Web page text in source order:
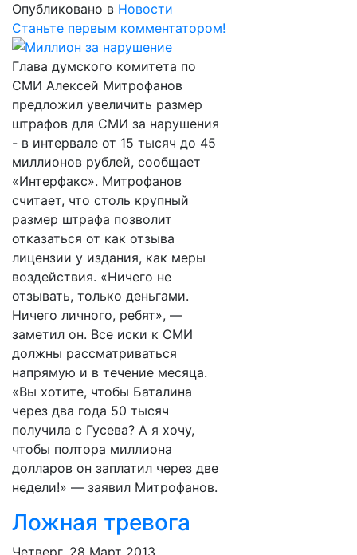
Опубликовано в Новости
Станьте первым комментатором!
Глава думского комитета по
СМИ Алексей Митрофанов
предложил увеличить размер
штрафов для СМИ за нарушения
- в интервале от 15 тысяч до 45
миллионов рублей, сообщает
«Интерфакс». Митрофанов
считает, что столь крупный
размер штрафа позволит
отказаться от как отзыва
лицензии у издания, как меры
воздействия. «Ничего не
отзывать, только деньгами.
Ничего личного, ребят», —
заметил он. Все иски к СМИ
должны рассматриваться
напрямую и в течение месяца.
«Вы хотите, чтобы Баталина
через два года 50 тысяч
получила с Гусева? А я хочу,
чтобы полтора миллиона
долларов он заплатил через две
недели!» — заявил Митрофанов.
Ложная тревога
Четверг, 28 Март 2013